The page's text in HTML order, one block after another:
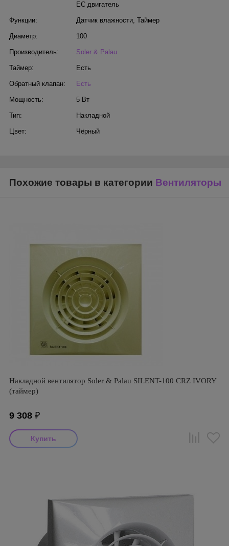
ЕС двигатель
Функции: Датчик влажности, Таймер
Диаметр: 100
Производитель: Soler & Palau
Таймер: Есть
Обратный клапан: Есть
Мощность: 5 Вт
Тип: Накладной
Цвет: Чёрный
Похожие товары в категории Вентиляторы
Накладной вентилятор Soler & Palau SILENT-100 CRZ IVORY
(таймер)
9 308 ₽